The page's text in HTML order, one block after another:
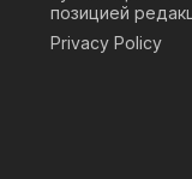
позицией
Privacy Policy